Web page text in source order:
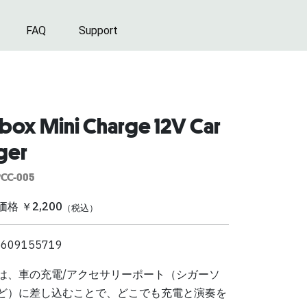
FAQ Support
Mini Charge 12V Car
005
格 ￥2,200 （税込）
、車の充電/アクセサリーポート（シガーソ
）に差し込むことで、どこでも充電と演奏を